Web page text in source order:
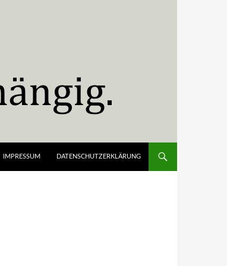
IMPRESSUM DATENSCHUTZERKLÄRUNG